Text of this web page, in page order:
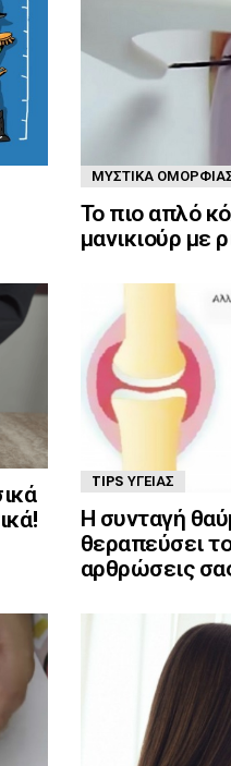
ΜΥΣΤΙΚΆ
Το πιο απλό
μανικιούρ με
TIPS ΥΓΕΊΑΣ
Η συνταγή
θεραπεύσει
αρθρώσεις